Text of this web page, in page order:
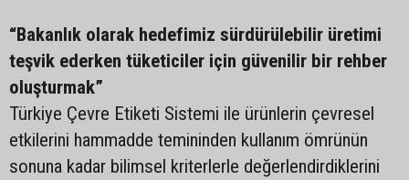
“Bakanlık olarak hedefimiz sürdürülebilir üretimi
teşvik ederken tüketiciler için güvenilir bir rehber
oluşturmak”
Türkiye Çevre Etiketi Sistemi ile ürünlerin çevresel
etkilerini hammadde temininden kullanım ömrünün
sonuna kadar bilimsel kriterlerle değerlendirdiklerini